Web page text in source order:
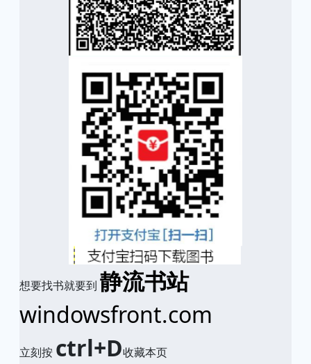
想要找书就要到 静流书站
windowsfront.com
立刻按 ctrl+D收藏本页